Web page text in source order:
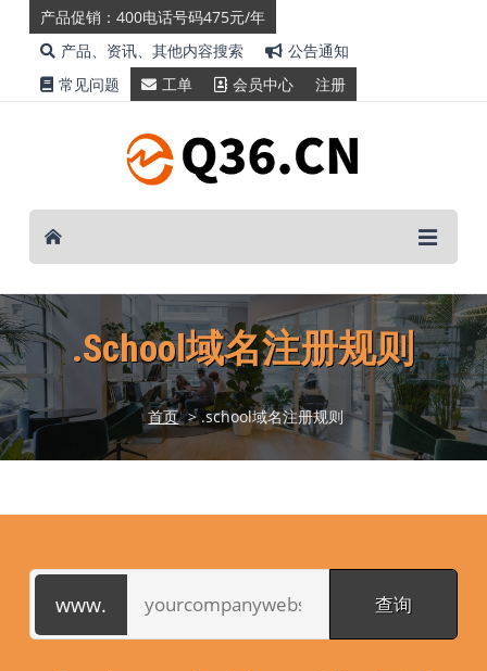
产品促销：400电话号码475元/年
产品、资讯、其他内容搜索
公告通知
常见问题
工单 会员中心 注册
.school域名注册规则
首页 > .school域名注册规则